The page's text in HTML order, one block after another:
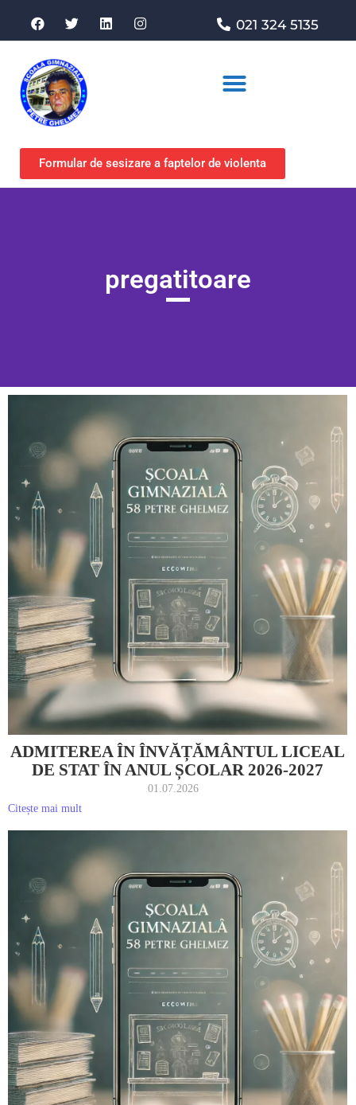
021 324 5135
Formular de sesizare a faptelor de violenta
pregatitoare
ADMITEREA ÎN ÎNVĂȚĂMÂNTUL LICEAL
DE STAT ÎN ANUL ȘCOLAR 2026-2027
01.07.2026
Citește mai mult